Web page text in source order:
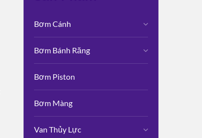
Bơm Cánh
Bơm Bánh Răng
Bơm Piston
Bơm Màng
Van Thủy Lực